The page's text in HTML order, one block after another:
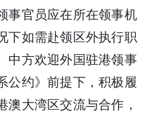
事官员应在所在领事机
下如需赴领区外执行职
中方欢迎外国驻港领事
公约》前提下，积极履
澳大湾区交流与合作，